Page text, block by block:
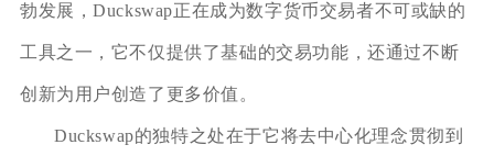
勃发展，Duckswap正在成为数字货币交易者不可或缺的
工具之一，它不仅提供了基础的交易功能，还通过不断
创新为用户创造了更多价值。
Duckswap的独特之处在于它将去中心化理念贯彻到